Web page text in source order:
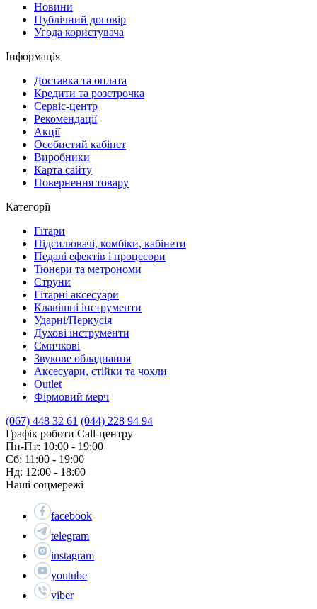
Новини
Публічний договір
Угода користувача
Інформація
Доставка та оплата
Кредити та розстрочка
Сервіc-центр
Рекомендації
Акції
Особистий кабінет
Виробники
Карта сайту
Повернення товару
Категорії
Гітари
Підсилювачі, комбіки, кабінети
Педалі ефектів і процесори
Тюнери та метрономи
Струни
Гітарні аксесуари
Клавішні інструменти
Ударні/Перкусія
Духові інструменти
Смичкові
Звукове обладнання
Аксесуари, стійки та чохли
Outlet
Фірмовий мерч
(067) 448 32 61 (044) 228 94 94
Графік роботи Call-центру
Пн-Пт: 10:00 - 19:00
Сб: 11:00 - 19:00
Нд: 12:00 - 18:00
Наші соцмережі
facebook
telegram
instagram
youtube
viber